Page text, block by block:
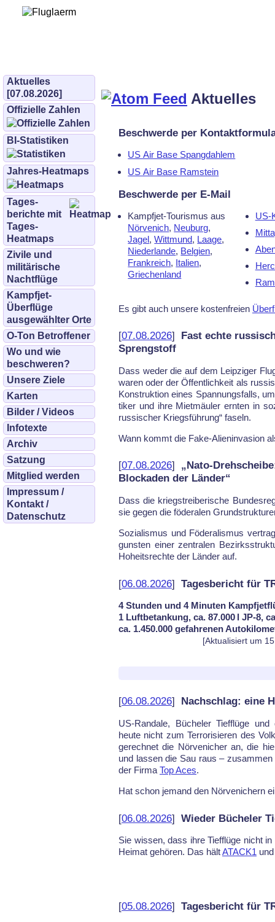
Aktuelles
[07.08.2026]
Offizielle Zahlen
BI-Statistiken
Jahres-Heatmaps
Tages­
berichte mit
Tages-
Heatmaps
Zivile und
militärische
Nachtflüge
Kampfjet-
Überflüge
ausgewählter Orte
O-Ton Betroffener
Wo und wie
beschweren?
Unsere Ziele
Karten
Bilder / Videos
Infotexte
Archiv
Satzung
Mitglied werden
Impressum /
Kontakt /
Datenschutz
Aktuelles
Beschwerde per
US Air Base Spangdahlem
US Air Base Ramstein
Beschwerde per E-Mail
Kampfjet-Tourismus aus
Nörvenich, Neuburg,
Jagel,Wittmund, Laage,
Niederlande, Belgien,
Frankreich, Italien,
Griechenland
US-
Es gibt auch un­se­re kos­ten­frei­en
[07.08.2026] Fast echte
Sprengstoff
Dass we­der die auf dem Leip­zi­ger
wa­ren oder der Öf­fent­lich­keit als
Kon­struk­ti­on ei­nes Span­nungs­falls,
ti­ker und ih­re Miet­mäu­ler ern­ten in
rus­si­scher Kriegs­füh­rung“ fa­seln.
Wann kommt die Fa­ke-Ali­en­in­va­si­on
[07.08.2026] „Nato-
Blockaden der Länder“
Dass die kriegs­trei­be­ri­sche
sie ge­gen die fö­de­ra­len
So­zia­lis­mus und Fö­de­ra­lis­mus
guns­ten ei­ner zen­tra­len
Ho­heits­rech­te der Län­der auf.
[06.08.2026] Tagesbericht für
4 Stunden und 4 Minuten
1 Luftbetankung, ca. 87.000 l JP-8,
ca. 1.450.000 gefahrenen
[Aktualisiert um
[06.08.2026] Nachschlag: eine
US-Ran­da­le, Bü­che­ler Tief­flü­ge
heu­te nicht zum Ter­ro­ri­sie­ren des
ge­rech­net die Nör­ve­ni­cher an, die
und las­sen die Sau raus –
der Fir­ma Top Aces.
Hat schon je­mand den Nör­ve­ni­chern
[06.08.2026] Wieder Bücheler
Sie wis­sen, dass ih­re Tief­flü­ge nicht
Hei­mat ge­hö­ren. Das hältATACK1 und
[05.08.2026] Tagesbericht für